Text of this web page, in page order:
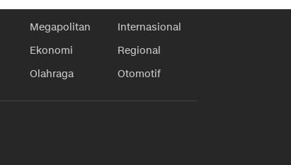
Megapolitan
Internasional
Ekonomi
Regional
Olahraga Otomotif